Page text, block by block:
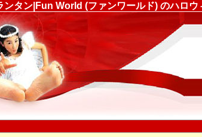
タン|Fun World (ファンワールド) のハロ